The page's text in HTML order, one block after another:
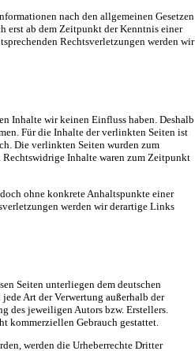
nach den allgemeinen Gesetzen
erst ab dem Zeitpunkt der Kenntnis einer
Rechtsverletzungen werden wir
Inhalte wir keinen Einfluss haben. Deshalb
Für die Inhalte der verlinkten Seiten ist
Die verlinkten Seiten wurden zum
Inhalte waren zum Zeitpunkt
ohne konkrete Anhaltspunkte einer
werden wir derartige Links
Seiten unterliegen dem deutschen
Art der Verwertung außerhalb der
des jeweiligen Autors bzw. Erstellers.
kommerziellen Gebrauch gestattet.
werden die Urheberrechte Dritter